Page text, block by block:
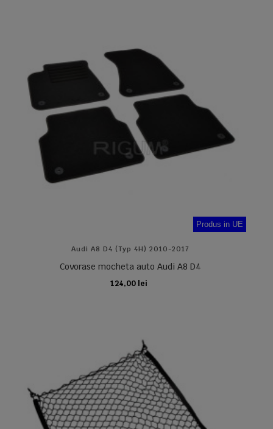
Produs in UE
Audi A8 D4 (typ 4H) 2010-2017
Covorase mocheta auto Audi A8 D4
124,00 lei
ADAUGA IN COS